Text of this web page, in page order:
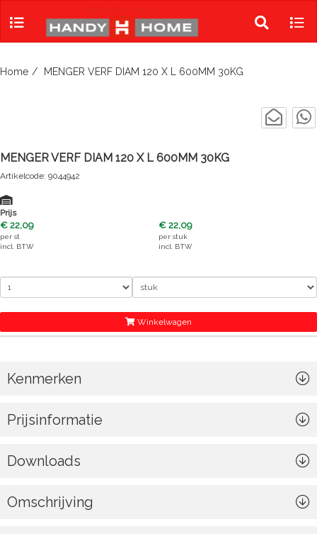
Toggle
search
Home MENGER VERF DIAM 120 X L 600MM 30KG
MENGER VERF DIAM 120 X L 600MM 30KG
Artikelcode: 9044942
Prijs
€ 22,09
per st
incl. BTW
€ 22,09
per stuk
incl. BTW
Winkelwagen
Kenmerken
Prijsinformatie
Downloads
Omschrijving